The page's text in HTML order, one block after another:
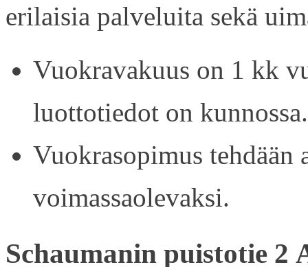
erilaisia palveluita sekä
Vuokravakuus on 1 kk
luottotiedot on kunnossa.
Vuokrasopimus tehdään
voimassaolevaksi.
Schaumanin puistotie 2